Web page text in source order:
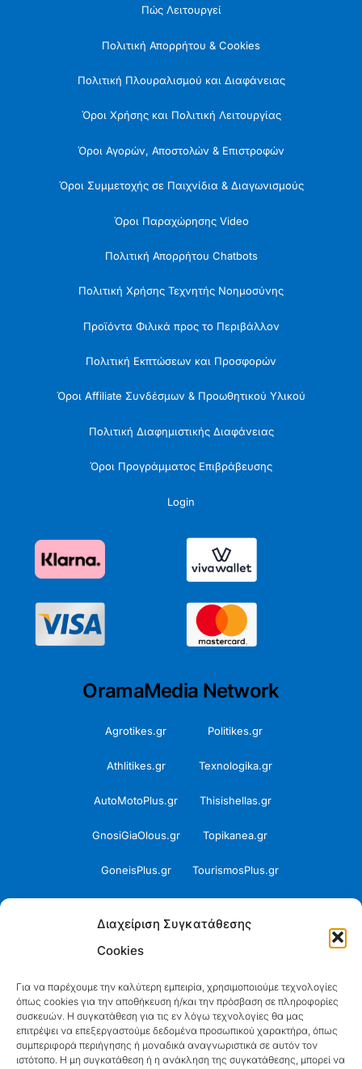
Διαχείριση Συγκατάθεσης
Cookies
Για να παρέχουμε την καλύτερη εμπειρία, χρησιμοποιούμε τεχνολογίες
όπως cookies για την αποθήκευση ή/και την πρόσβαση σε πληροφορίες
συσκευών. Η συγκατάθεση για τις εν λόγω τεχνολογίες θα μας
επιτρέψει να επεξεργαστούμε δεδομένα προσωπικού χαρακτήρα, όπως
συμπεριφορά περιήγησης ή μοναδικά αναγνωριστικά σε αυτόν τον
ιστότοπο. Η μη συγκατάθεση ή η ανάκληση της συγκατάθεσης, μπορεί να
Πώς Λειτουργεί
Πολιτική Απορρήτου & Cookies
Πολιτική Πλουραλισμού και Διαφάνειας
Όροι Χρήσης και Πολιτική Λειτουργίας
Όροι Αγορών, Αποστολών & Επιστροφών
Όροι Συμμετοχής σε Παιχνίδια & Διαγωνισμούς
Όροι Παραχώρησης Video
Πολιτική Απορρήτου Chatbots
Πολιτική Χρήσης Τεχνητής Νοημοσύνης
Προϊόντα Φιλικά προς το Περιβάλλον
Πολιτική Εκπτώσεων και Προσφορών
Όροι Affiliate Συνδέσμων & Προωθητικού Υλικού
Πολιτική Διαφημιστικής Διαφάνειας
Όροι Προγράμματος Επιβράβευσης
Login
OramaMedia Network
Agrotikes.gr Politikes.gr
Athlitikes.gr Texnologika.gr
AutoMotoPlus.gr Thisishellas.gr
GnosiGiaOlous.gr Topikanea.gr
GoneisPlus.gr TourismosPlus.gr
ModernaGynaika.gr Xristianika.gr
OikonomiaPlus.gr ZoumeKalytera.gr